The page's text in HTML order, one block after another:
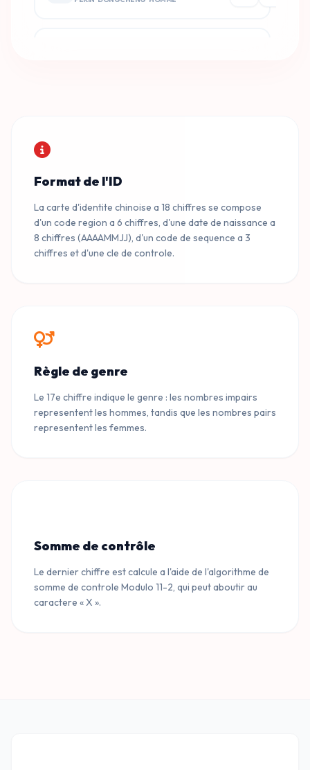
110101199001016652
PÉKIN · DONGCHENG · HOMME
Format de l'ID
La carte d'identite chinoise a 18 chiffres se compose
d'un code region a 6 chiffres, d'une date de naissance a
8 chiffres (AAAAMMJJ), d'un code de sequence a 3
chiffres et d'une cle de controle.
Règle de genre
Le 17e chiffre indique le genre : les nombres impairs
representent les hommes, tandis que les nombres pairs
representent les femmes.
Somme de contrôle
Le dernier chiffre est calcule a l'aide de l'algorithme de
somme de controle Modulo 11-2, qui peut aboutir au
caractere « X ».